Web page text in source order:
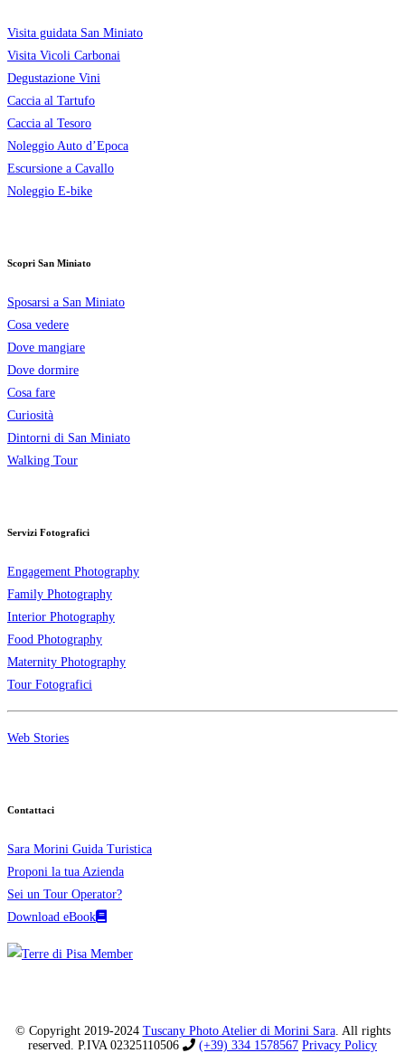
Visita guidata San Miniato
Visita Vicoli Carbonai
Degustazione Vini
Caccia al Tartufo
Caccia al Tesoro
Noleggio Auto d’Epoca
Escursione a Cavallo
Noleggio E-bike
Scopri San Miniato
Sposarsi a San Miniato
Cosa vedere
Dove mangiare
Dove dormire
Cosa fare
Curiosità
Dintorni di San Miniato
Walking Tour
Servizi Fotografici
Engagement Photography
Family Photography
Interior Photography
Food Photography
Maternity Photography
Tour Fotografici
Web Stories
Contattaci
Sara Morini Guida Turistica
Proponi la tua Azienda
Sei un Tour Operator?
Download eBook
© Copyright 2019-2024 Tuscany Photo Atelier di Morini Sara. All rights
reserved. P.IVA 02325110506
(+39) 334 1578567 Privacy Policy